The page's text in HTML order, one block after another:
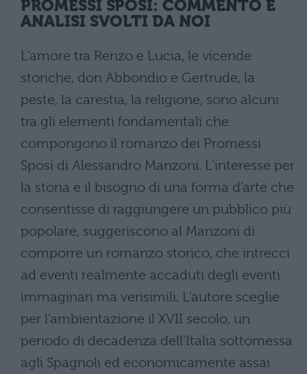
PROMESSI SPOSI: COMMENTO E
ANALISI SVOLTI DA NOI
L’amore tra Renzo e Lucia, le vicende
storiche, don Abbondio e Gertrude, la
peste, la carestia, la religione, sono alcuni
tra gli elementi fondamentali che
compongono il romanzo dei Promessi
Sposi di Alessandro Manzoni. L’interesse per
la storia e il bisogno di una forma d’arte che
consentisse di raggiungere un pubblico più
popolare, suggeriscono al Manzoni di
comporre un romanzo storico, che intrecci
ad eventi realmente accaduti degli eventi
immaginari ma verisimili. L’autore sceglie
per l’ambientazione il XVII secolo, un
periodo di decadenza dell’Italia sottomessa
agli Spagnoli ed economicamente assai